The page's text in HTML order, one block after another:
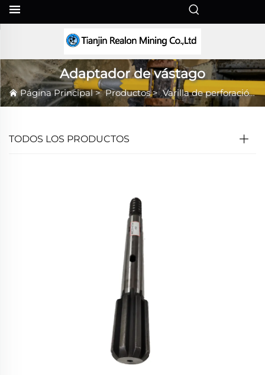
Adaptador de vástago
Página Principal>Productos>Varilla de perforación
TODOS LOS PRODUCTOS